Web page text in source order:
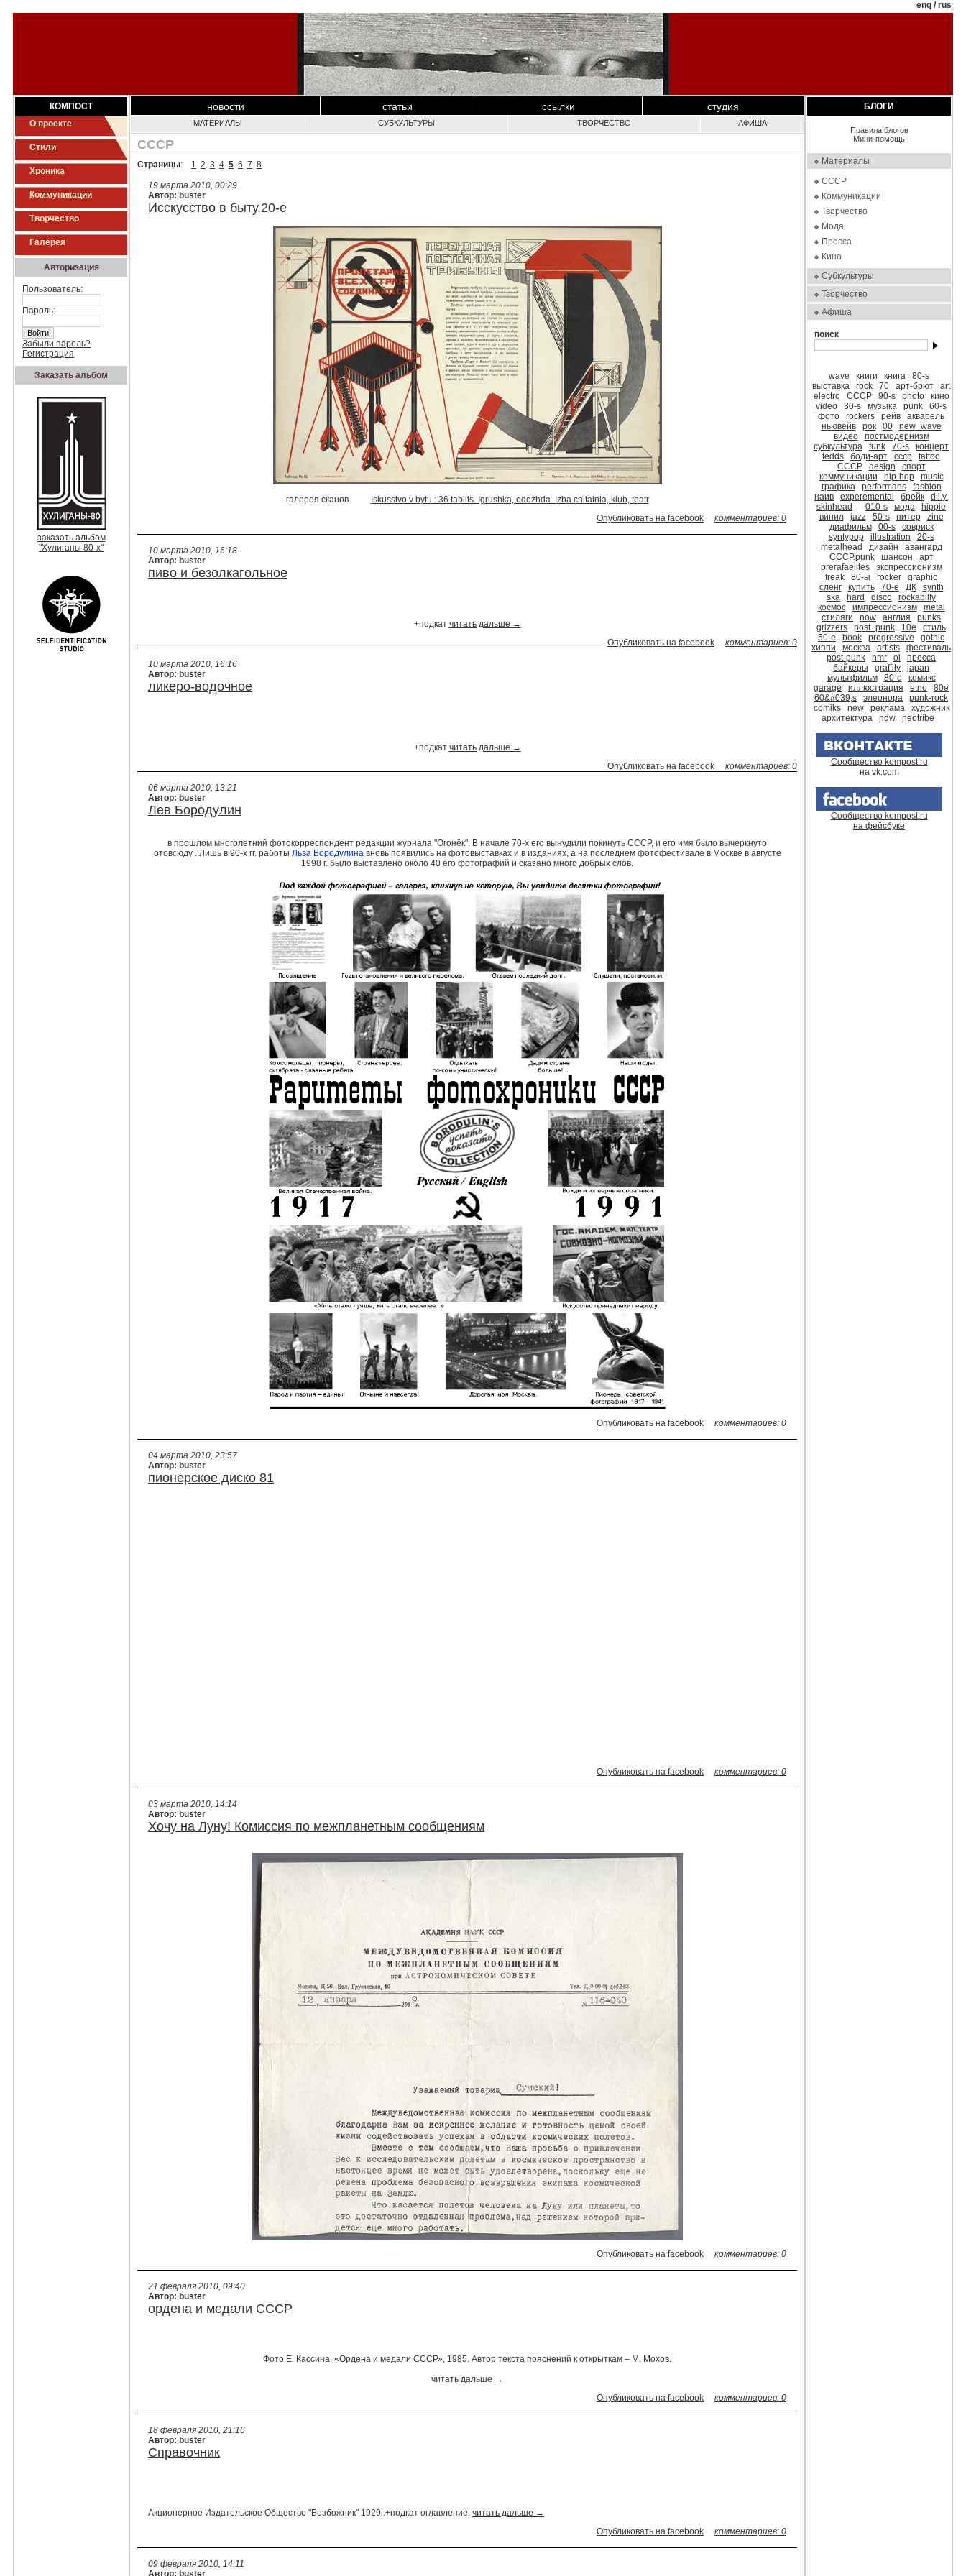
КОМПОСТ
О проекте
Стили
Хроника
Коммуникации
Творчество
Галерея
Авторизация
Пользователь:
Пароль:
Забыли пароль?
Регистрация
Заказать альбом
заказать альбом
"Хулиганы 80-х"
eng /rus
новости статьи ссылки студия
МАТЕРИАЛЫ СУБКУЛЬТУРЫ ТВОРЧЕСТВО АФИША
СССР
Страницы: 1 2 3 4 5 6 7 8
19 марта 2010, 00:29
Автор: buster
Исскусство в быту.20-е
галерея сканов
Iskusstvo v bytu : 36 tablits. Igrushka, odezhda. Izba chitalnia, klub, teatr
Опубликовать на facebook
комментариев: 0
10 марта 2010, 16:18
Автор: buster
пиво и безолкагольное
+подкат читать дальше →
Опубликовать на facebook
комментариев: 0
10 марта 2010, 16:16
Автор: buster
ликеро-водочное
+подкат читать дальше →
Опубликовать на facebook
комментариев: 0
06 марта 2010, 13:21
Автор: buster
Лев Бородулин
в прошлом многолетний фотокорреспондент редакции журнала "Огонёк". В начале 70-х его вынудили покинуть СССР, и его имя было вычеркнуто
отовсюду . Лишь в 90-х гг. работы Льва Бородулинавновь появились на фотовыставках и в изданиях, а на последнем фотофестивале в Москве в августе
1998 г. было выставлено около 40 его фотографий и сказано много добрых слов.
Опубликовать на facebook комментариев: 0
04 марта 2010, 23:57
Автор: buster
пионерское диско 81
Опубликовать на facebook комментариев: 0
03 марта 2010, 14:14
Автор: buster
Хочу на Луну! Комиссия по межпланетным сообщениям
Опубликовать на facebook комментариев: 0
21 февраля 2010, 09:40
Автор: buster
ордена и медали СССР
Фото Е. Кассина. «Ордена и медали СССР», 1985. Автор текста пояснений к открыткам – М. Мохов.
читать дальше →
Опубликовать на facebook
комментариев: 0
18 февраля 2010, 21:16
Автор: buster
Справочник
Акционерное Издательское Общество "Безбожник" 1929г.+подкат оглавление. читать дальше →
Опубликовать на facebook
комментариев: 0
09 февраля 2010, 14:11
Автор: buster
БЛОГИ
Правила блогов
Мини-помощь
Материалы
СССР
Коммуникации
Творчество
Мода
Пресса
Кино
Субкультуры
Творчество
Афиша
поиск
wave книги книга
80-s
выставка
rock 70 арт-брют
art
electro
СССР 90-s photo
кино
video
30-s музыка punk
60-s
фото
rockers рейв
акварель
ньювейв
рок 00
new_wave
видео
постмодернизм
субкультура
funk 70-s
концерт
tedds
боди-арт ссср
tattoo
CCCР
design
спорт
коммуникации
hip-hop
music
графика
performans
fashion
наив
experemental брейк
d.i.y.
skinhead
010-s мода
hippie
винил
jazz 50-s питер
zine
диафильм
00-s
совриск
syntypop
illustration
20-s
metalhead
дизайн
авангард
CCCР.punk
шансон
арт
prerafaelites
экспрессионизм
freak
80-ы rocker
graphic
сленг
купить 70-е ДК
synth
ska
hard disco
rockabilly
космос
импрессионизм
metal
стиляги
now англия
punks
grizzers
post_punk 10е
стиль
50-е
book progressive
gothic
хиппи
москва artists
фестиваль
post-punk
hmr oi
пресса
байкеры
graffity
japan
мультфильм
80-е
комикс
garage
иллюстрация etno
80е
60&#039;s
элеонора
punk-rock
comiks
new реклама
художник
архитектура
ndw neotribe
Сообщество kompost.ru
на vk.com
Сообщество kompost.ru
на фейсбуке